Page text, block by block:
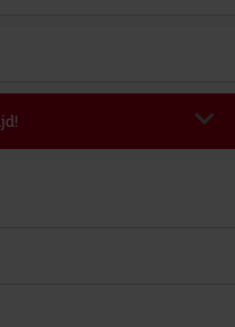
korting automatisch verrekend in
kortingscodes. Boeken, media,